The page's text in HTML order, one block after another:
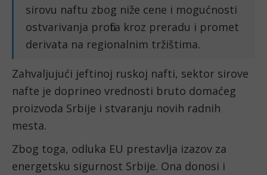
sirovu naftu zbog niže cene i mogućnosti
ostvarivanja profita kroz preradu i promet
derivata na regionalnim tržištima.
Zahvaljujući jeftinoj ruskoj nafti, sektor sirove
nafte je doprineo vrednosti bruto domaćeg
proizvoda Srbije i stvaranju novih radnih
mesta.
Zbog toga, odluka EU prestavlja izazov za
energetsku sigurnost Srbije. Ona donosi i